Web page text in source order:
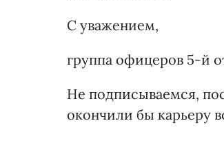
С уважением,
группа офицеров 5-й
Не подписываемся,
окончили бы карьеру